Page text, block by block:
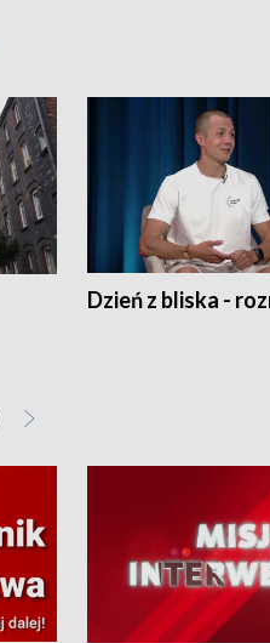
Dzień z bliska -